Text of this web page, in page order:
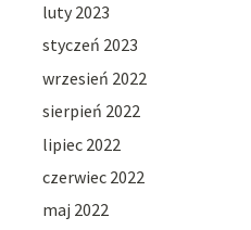
luty 2023
styczeń 2023
wrzesień 2022
sierpień 2022
lipiec 2022
czerwiec 2022
maj 2022